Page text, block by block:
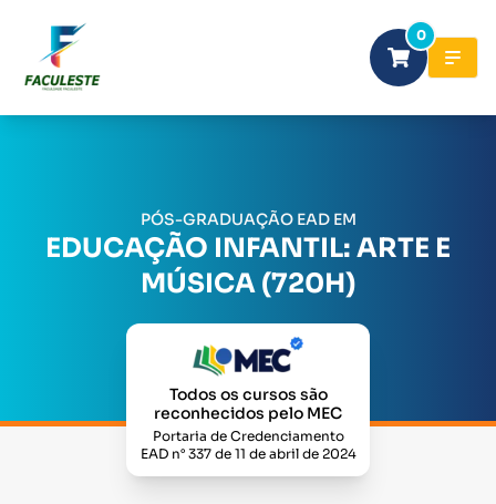
0
PÓS-GRADUAÇÃO EAD EM
EDUCAÇÃO INFANTIL: ARTE E
MÚSICA (720H)
Todos os cursos são
reconhecidos pelo MEC
Portaria de Credenciamento
EAD n° 337 de 11 de abril de 2024